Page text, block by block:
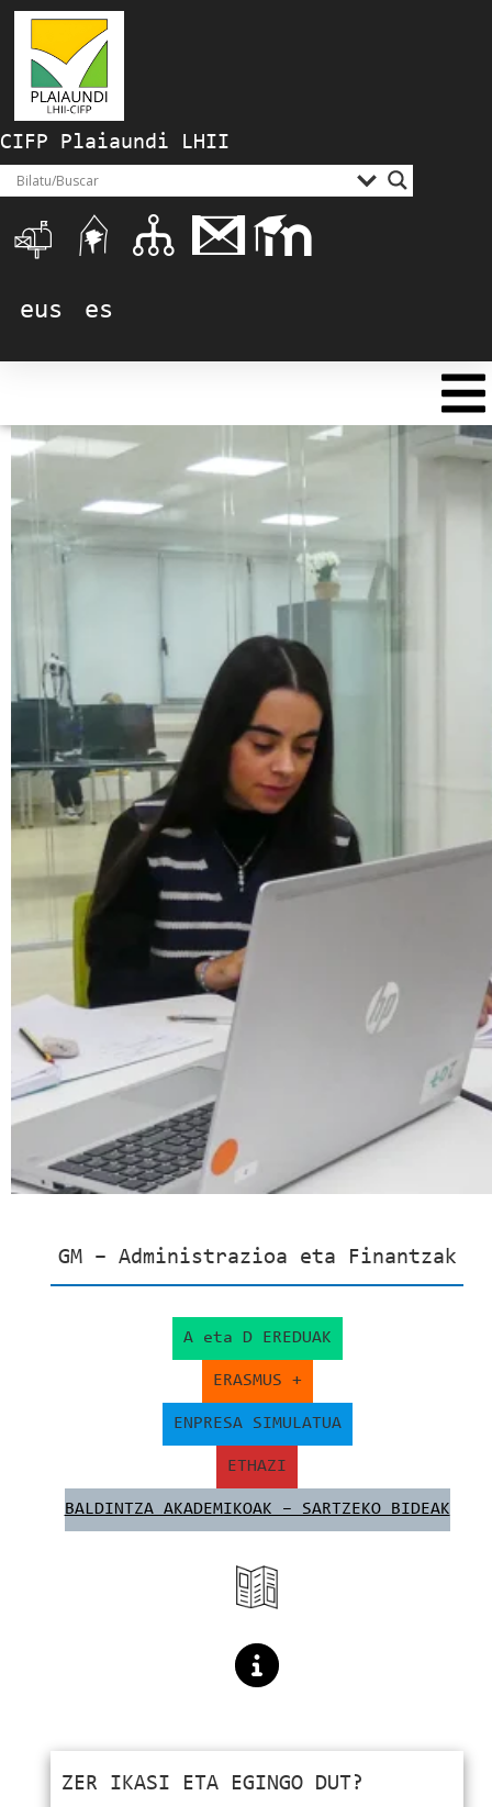
CIFP Plaiaundi LHII
eus es
GM – Administrazioa eta Finantzak
A eta D EREDUAK
ERASMUS +
ENPRESA SIMULATUA
ETHAZI
BALDINTZA AKADEMIKOAK – SARTZEKO BIDEAK
ZER IKASI ETA EGINGO DUT?